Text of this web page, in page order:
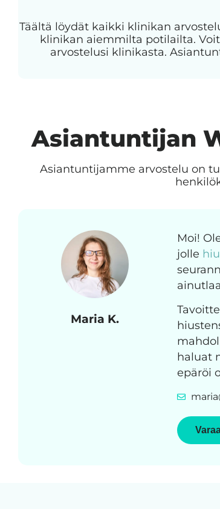
Täältä löydät kaikki klinikan
klinikan aiemmilta potilailta.
arvostelusi klinikasta.
Asiantuntijan
Asiantuntijamme arvostelu on
Maria K.
Moi!
jolle
haluat
epäröi